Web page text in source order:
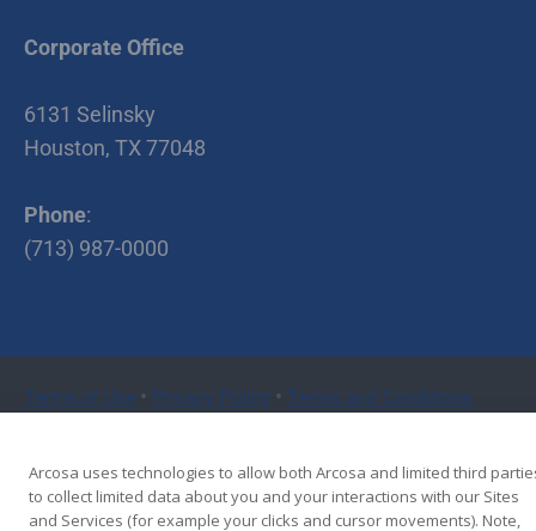
Corporate Office
6131 Selinsky
Houston, TX 77048
Phone:
(713) 987-0000
Terms of Use • Privacy Policy • Terms and Conditions
Arcosa uses technologies to allow both Arcosa and limited third
to collect limited data about you and your interactions with our Sites
and Services (for example your clicks and cursor movements). Note,